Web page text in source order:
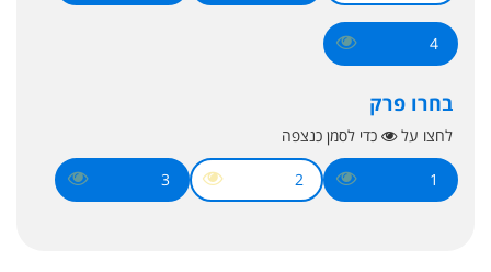
4
בחרו פרק
לחצו על כדי לסמן כנצפה
1
2
3